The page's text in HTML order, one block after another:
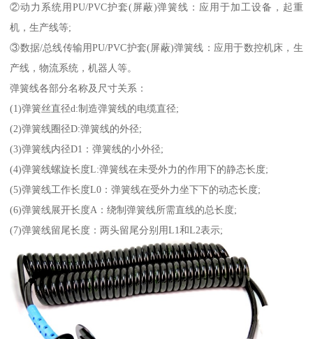
②动力系统用PU/PVC护套(屏蔽)弹簧线：应用于加工设备，起重
机，生产线等;
③数据/总线传输用PU/PVC护套(屏蔽)弹簧线：应用于数控机床，生
产线，物流系统，机器人等。
弹簧线各部分名称及尺寸关系：
(1)弹簧丝直径d:制造弹簧线的电缆直径;
(2)弹簧线圈径D:弹簧线的外径;
(3)弹簧线内径D1：弹簧线的小外径;
(4)弹簧线螺旋长度L:弹簧线在未受外力的作用下的静态长度;
(5)弹簧线工作长度L0：弹簧线在受外力坐下下的动态长度;
(6)弹簧线展开长度A：绕制弹簧线所需直线的总长度;
(7)弹簧线留尾长度：两头留尾分别用L1和L2表示;